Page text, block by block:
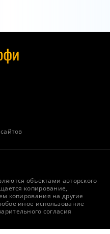
объектами авторского
копирование,
копирования на другие
иное использование
согласия